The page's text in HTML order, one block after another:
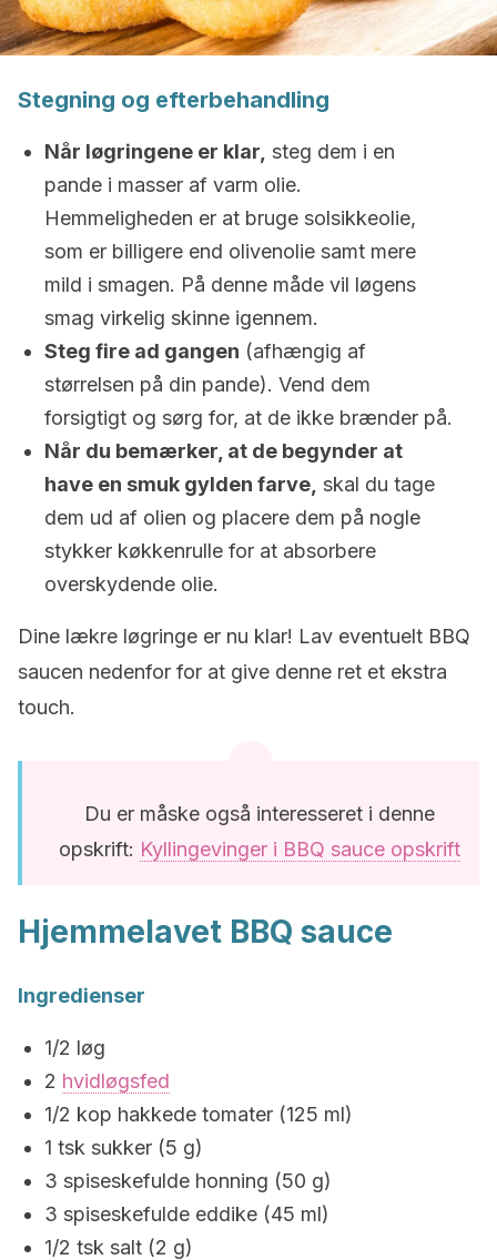
Stegning og efterbehandling
Når løgringene er klar, steg dem i en
pande i masser af varm olie.
Hemmeligheden er at bruge solsikkeolie,
som er billigere end olivenolie samt mere
mild i smagen. På denne måde vil løgens
smag virkelig skinne igennem.
Steg fire ad gangen (afhængig af
størrelsen på din pande). Vend dem
forsigtigt og sørg for, at de ikke brænder på.
Når du bemærker, at de begynder at
have en smuk gylden farve, skal du tage
dem ud af olien og placere dem på nogle
stykker køkkenrulle for at absorbere
overskydende olie.
Dine lækre løgringe er nu klar! Lav eventuelt BBQ
saucen nedenfor for at give denne ret et ekstra
touch.
Du er måske også interesseret i denne
opskrift: Kyllingevinger i BBQ sauce opskrift
Hjemmelavet BBQ sauce
Ingredienser
1/2 løg
2 hvidløgsfed
1/2 kop hakkede tomater (125 ml)
1 tsk sukker (5 g)
3 spiseskefulde honning (50 g)
3 spiseskefulde eddike (45 ml)
1/2 tsk salt (2 g)